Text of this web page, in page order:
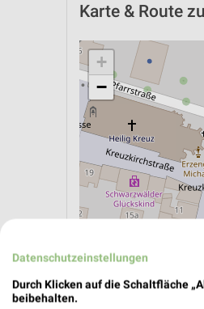
Karte & Route
+
−
Datenschutzeinstellungen
Durch Klicken auf die Schaltfläche
beibehalten.